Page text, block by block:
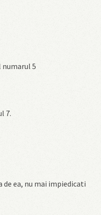
5
7.
ea, nu mai impiedicati